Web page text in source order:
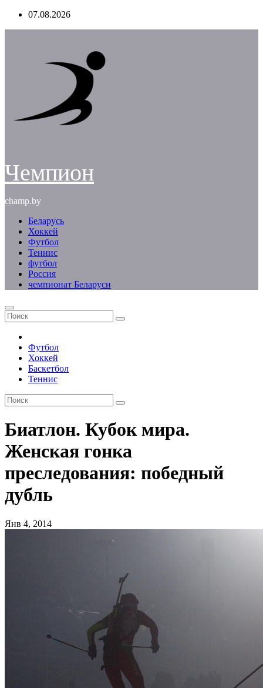
Перейти07.08.2026
Чемпион
champ.by
Беларусь
Хоккей
Футбол
Теннис
футбол
Россия
чемпионат Беларуси
Футбол
Хоккей
Баскетбол
Теннис
Биатлон. Кубок мира.
Женская гонка
преследования: победный
дубль
Янв 4, 2014